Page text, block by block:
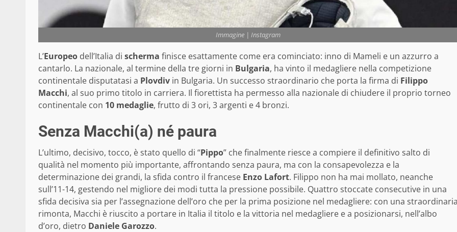
Immagine | Instagram
L’Europeo dell’Italia di scherma finisce esattamente come era cominciato: inno di Mameli e un azzurro a
cantarlo. La nazionale, al termine della tre giorni in Bulgaria, ha vinto il medagliere nella competizione
continentale disputatasi a Plovdiv in Bulgaria. Un successo straordinario che porta la firma di Filippo
Macchi, al suo primo titolo in carriera. Il fiorettista ha permesso alla nazionale di chiudere il proprio torneo
continentale con 10 medaglie, frutto di 3 ori, 3 argenti e 4 bronzi.
Senza Macchi(a) né paura
L’ultimo, decisivo, tocco, è stato quello di “Pippo” che finalmente riesce a compiere il definitivo salto di
qualità nel momento più importante, affrontando senza paura, ma con la consapevolezza e la
determinazione dei grandi, la sfida contro il francese Enzo Lafort. Filippo non ha mai mollato, neanche
sull’11-14, gestendo nel migliore dei modi tutta la pressione possibile. Quattro stoccate consecutive in una
sfida decisiva sia per l’assegnazione dell’oro che per la prima posizione nel medagliere: con una
rimonta, Macchi è riuscito a portare in Italia il titolo e la vittoria nel medagliere e a posizionarsi, nell’albo
d’oro, dietro Daniele Garozzo.